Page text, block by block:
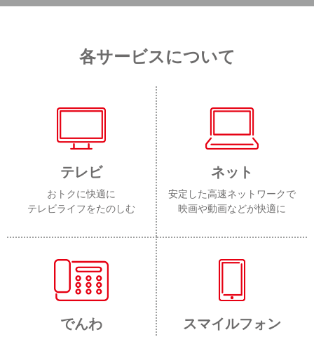
各サービスについて
テレビ
おトクに快適に
テレビライフをたのしむ
ネット
安定した高速ネットワークで
映画や動画などが快適に
でんわ スマイルフォン